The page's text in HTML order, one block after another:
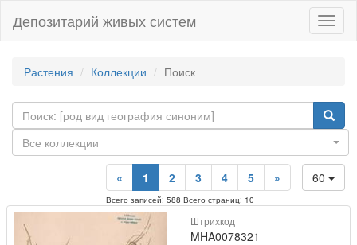
Депозитарий живых систем
Растения Коллекции Поиск
Все коллекции
60
« 1 2 3 4 5 »
Всего записей: 588 Всего страниц: 10
Штрихкод
MHA0078321